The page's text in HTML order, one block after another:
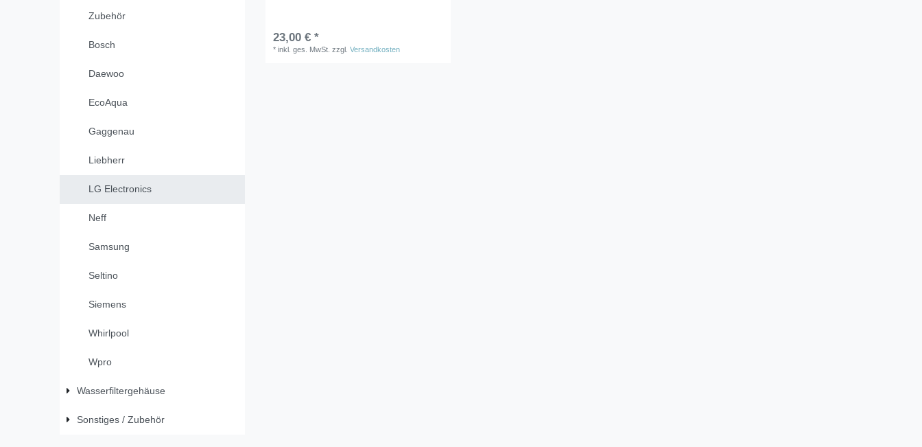
Zubehör
Bosch
Daewoo
EcoAqua
Gaggenau
Liebherr
LG Electronics
Neff
Samsung
Seltino
Siemens
Whirlpool
Wpro
Wasserfiltergehäuse
Sonstiges / Zubehör
23,00 € *
*inkl. ges. MwSt. zzgl.Versandkosten